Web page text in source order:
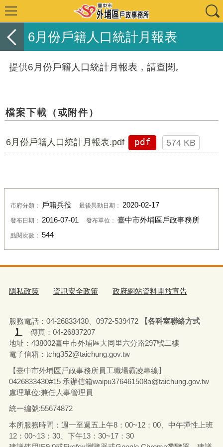
6月份戶籍人口統計月報表
提供6月份戶籍人口統計月報表，請查閱。
檔案下載（或附件）
6月份戶籍人口統計月報表.pdf pdf 574 KB
市府分類： 戶籍兵役 最後異動日期： 2020-02-17
發布日期： 2016-07-01 發布單位： 臺中市外埔區戶政事務所
點閱次數： 544
隱私政策 資訊安全政策 政府網站資料開放宣告
服務電話：04-26833430、0972-539472
【各科室聯絡方式
】
傳真：04-26837207
地址：438002臺中市外埔區大同里六分路297號二樓
電子信箱：tchg352@taichung.gov.tw
【臺中市外埔區戶政事務所員工職場霸凌專線】
0426833430#15 承辦信箱waipu376461508a@taichung.gov.tw
處理單位:兼任人事管理員
統一編號:55674872
本所服務時間：週一至週五上午8：00~12：00、中午彈性上班
12：00~13：30、下午13：30~17：30